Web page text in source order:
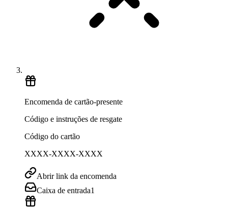
Encomenda de cartão-presente
Código e instruções de resgate
Código do cartão
XXXX-XXXX-XXXX
Abrir link da encomenda
Caixa de entrada1